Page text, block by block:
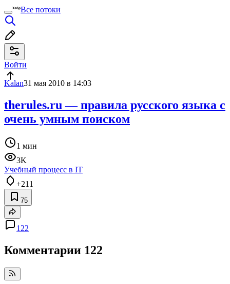
Все потоки
Войти
Kalan31 мая 2010 в 14:03
therules.ru — правила русского языка с
очень умным поиском
1 мин
3K
Учебный процесс в IT
+211
75
122
Комментарии 122